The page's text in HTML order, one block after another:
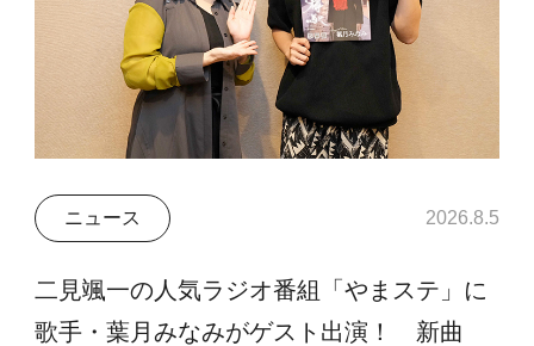
ニュース 2026.8.5
二見颯一の人気ラジオ番組「やまステ」に
歌手・葉月みなみがゲスト出演！ 新曲